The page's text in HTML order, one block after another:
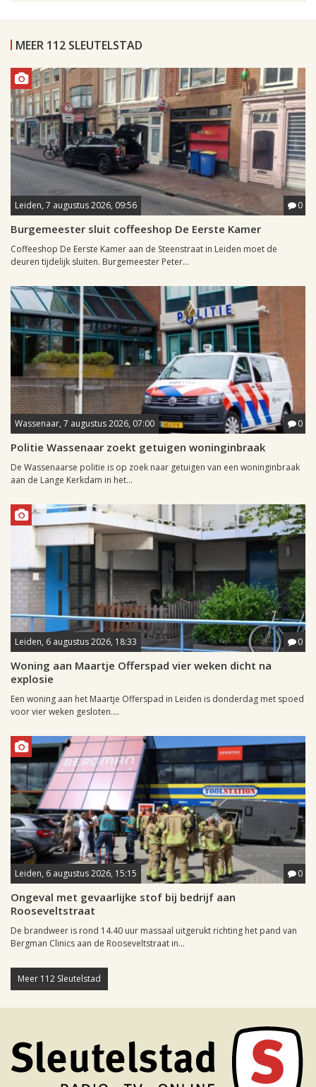
MEER 112 SLEUTELSTAD
Leiden, 7 augustus 2026, 09:56 0
Burgemeester sluit coffeeshop De Eerste Kamer
Coffeeshop De Eerste Kamer aan de Steenstraat in Leiden moet de
deuren tijdelijk sluiten. Burgemeester Peter...
Wassenaar, 7 augustus 2026, 07:00 0
Politie Wassenaar zoekt getuigen woninginbraak
De Wassenaarse politie is op zoek naar getuigen van een woninginbraak
aan de Lange Kerkdam in het...
Leiden, 6 augustus 2026, 18:33 0
Woning aan Maartje Offerspad vier weken dicht na
explosie
Een woning aan het Maartje Offerspad in Leiden is donderdag met spoed
voor vier weken gesloten....
Leiden, 6 augustus 2026, 15:15 0
Ongeval met gevaarlijke stof bij bedrijf aan
Rooseveltstraat
De brandweer is rond 14.40 uur massaal uitgerukt richting het pand van
Bergman Clinics aan de Rooseveltstraat in...
Meer 112 Sleutelstad